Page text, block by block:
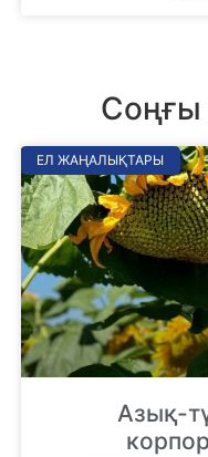
ЕЛ ЖАҢАЛЫҚТАРЫ
Азық-